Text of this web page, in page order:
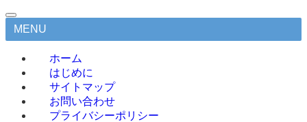
MENU
ホーム
はじめに
サイトマップ
お問い合わせ
プライバシーポリシー